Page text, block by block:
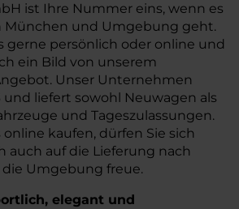
ist Ihre Nummer eins, wenn es
München und Umgebung geht.
gerne persönlich oder online und
ein Bild von unserem
Unser Unternehmen
und liefert sowohl Neuwagen als
und Tageszulassungen.
kaufen, dürfen Sie sich
auch auf die Lieferung nach
Umgebung freue.
elegant und